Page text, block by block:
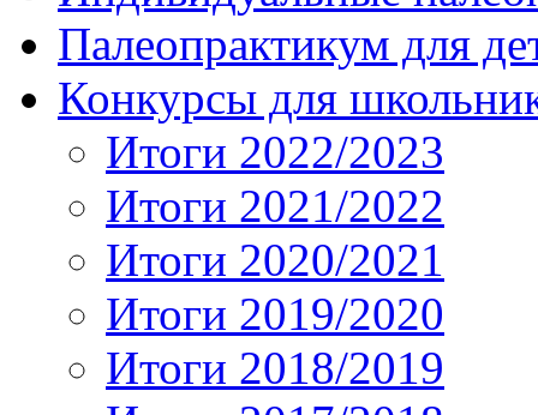
Палеопрактикум для
Конкурсы для
Итоги 2022/2023
Итоги 2021/2022
Итоги 2020/2021
Итоги 2019/2020
Итоги 2018/2019